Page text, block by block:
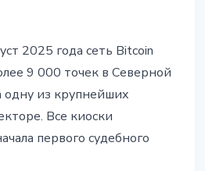
2025 года сеть Bitcoin
9 000 точек в Северной
из крупнейших
Все киоски
первого судебного